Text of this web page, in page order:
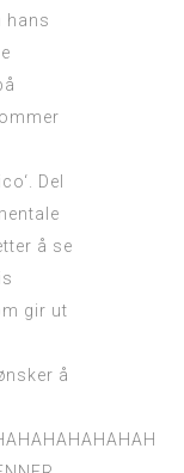
hans
Del
å se
gir ut
å